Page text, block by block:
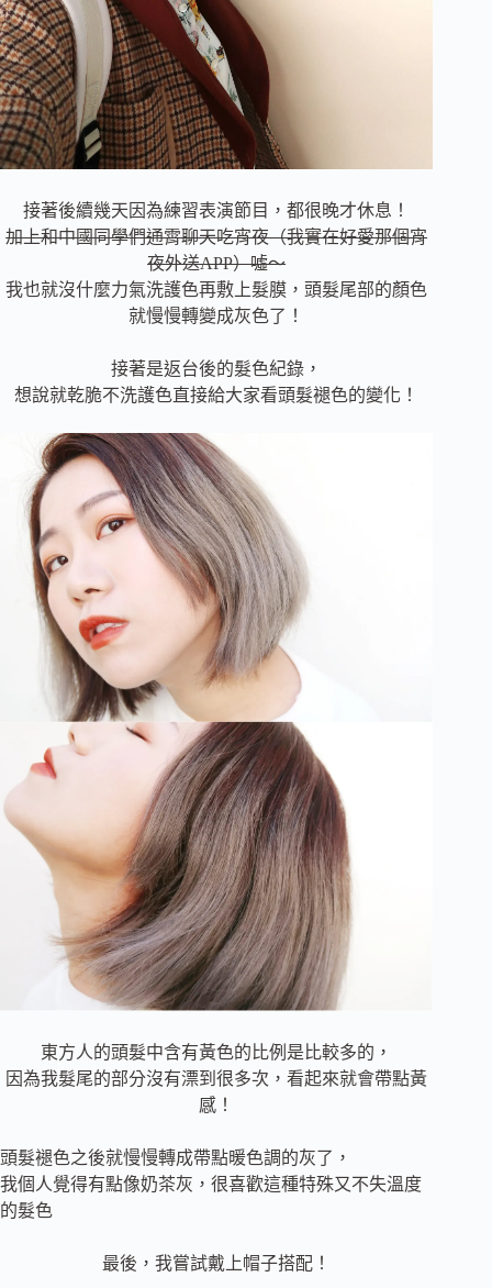
接著後續幾天因為練習表演節目，都很晚才休息！
加上和中國同學們通霄聊天吃宵夜（我實在好愛那個宵
夜外送APP）噓～
我也就沒什麼力氣洗護色再敷上髮膜， 頭髮尾部的顏色
就慢慢轉變成灰色了！
接著是返台後的髮色紀錄，
想說就乾脆不洗護色直接給大家看頭髮褪色的變化！
東方人的頭髮中含有黃色的比例是比較多的，
因為我髮尾的部分沒有漂到很多次，看起來就會帶點黃
感！
頭髮褪色之後就慢慢轉成帶點暖色調的灰了，
我個人覺得有點像奶茶灰，很喜歡這種特殊又不失溫度
的髮色
最後，我嘗試戴上帽子搭配 ！